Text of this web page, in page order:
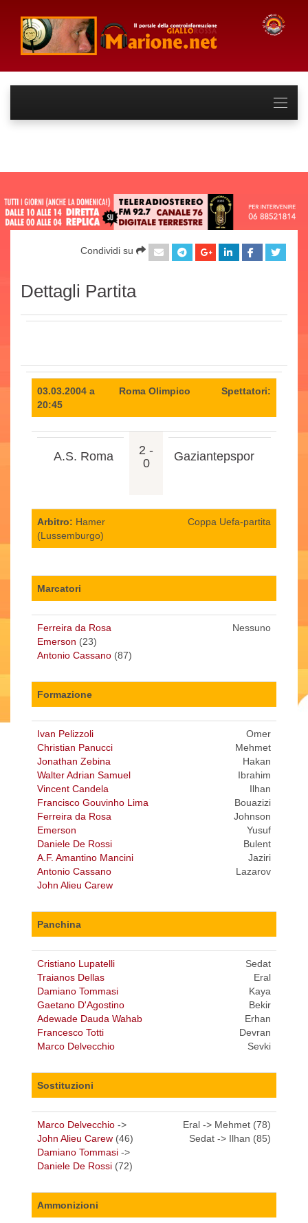
Condividi su
Dettagli Partita
03.03.2004 a
20:45
Roma Olimpico Spettatori:
A.S. Roma
2 -
0
Gaziantepspor
Arbitro: Hamer
(Lussemburgo)
Coppa Uefa-partita
Marcatori
Ferreira da Rosa
Emerson (23)
Antonio Cassano (87)
Nessuno
Formazione
Ivan Pelizzoli
Christian Panucci
Jonathan Zebina
Walter Adrian Samuel
Vincent Candela
Francisco Gouvinho Lima
Ferreira da Rosa
Emerson
Daniele De Rossi
A.F. Amantino Mancini
Antonio Cassano
John Alieu Carew
Omer
Mehmet
Hakan
Ibrahim
Ilhan
Bouazizi
Johnson
Yusuf
Bulent
Jaziri
Lazarov
Panchina
Cristiano Lupatelli
Traianos Dellas
Damiano Tommasi
Gaetano D'Agostino
Adewade Dauda Wahab
Francesco Totti
Marco Delvecchio
Sedat
Eral
Kaya
Bekir
Erhan
Devran
Sevki
Sostituzioni
Marco Delvecchio ->
John Alieu Carew (46)
Damiano Tommasi ->
Daniele De Rossi (72)
Eral -> Mehmet (78)
Sedat -> Ilhan (85)
Ammonizioni